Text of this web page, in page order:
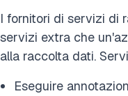
I fornitori di servizi di
servizi extra che
alla raccolta dati.
Eseguire